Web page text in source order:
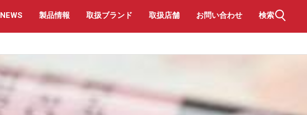
NEWS 製品情報 取扱ブランド 取扱店舗 お問い合わせ 検索